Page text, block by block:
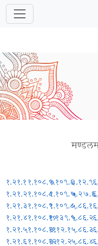
१.२१.१
१.२१.२
१.२१.३
१.२१.४
१.२१.५
१.२१.६
१.१०८.७
१.१०८.८
१.१०८.९
१.१०८.१०
१.१०८.११
१.१०८.१२
१.१०९.६
१.१०९.७
१.१०९.८
१.१३९.९
३.१२.१
३.१२.२
३.१२.९
५.२७.६
५.८६.१
५.८६.२
५.८६.३
५.८६.४